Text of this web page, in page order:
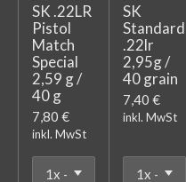
SK .22LR
Pistol
Match
Special
2,59 g /
40 g
7,80 €
inkl. MwSt
SK
Standard
.22lr
2,95g /
40 grain
7,40 €
inkl. MwSt